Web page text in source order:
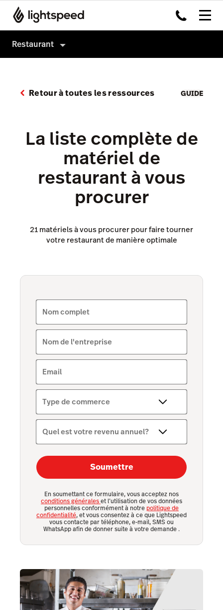
Restaurant
Produits
Advanced Insights
Écran d’Affichage Cuisine
Pulse app
Reservations
Tempo
Capital
Multi-site
Retour à toutes les ressources GUIDE
La liste complète de
matériel de
restaurant à vous
procurer
21 matériels à vous procurer pour faire tourner
votre restaurant de manière optimale
Nom complet
Nom de l'entreprise
Email
Type de commerce
Quel est votre revenu annuel?
Soumettre
En soumettant ce formulaire, vous acceptez nos
conditions généraleset l’utilisation de vos données
personnelles conformément à notre politique de
confidentialité, et vous consentez à ce que Lightspeed
vous contacte par téléphone, e-mail, SMS ou
WhatsApp afin de donner suite à votre demande .